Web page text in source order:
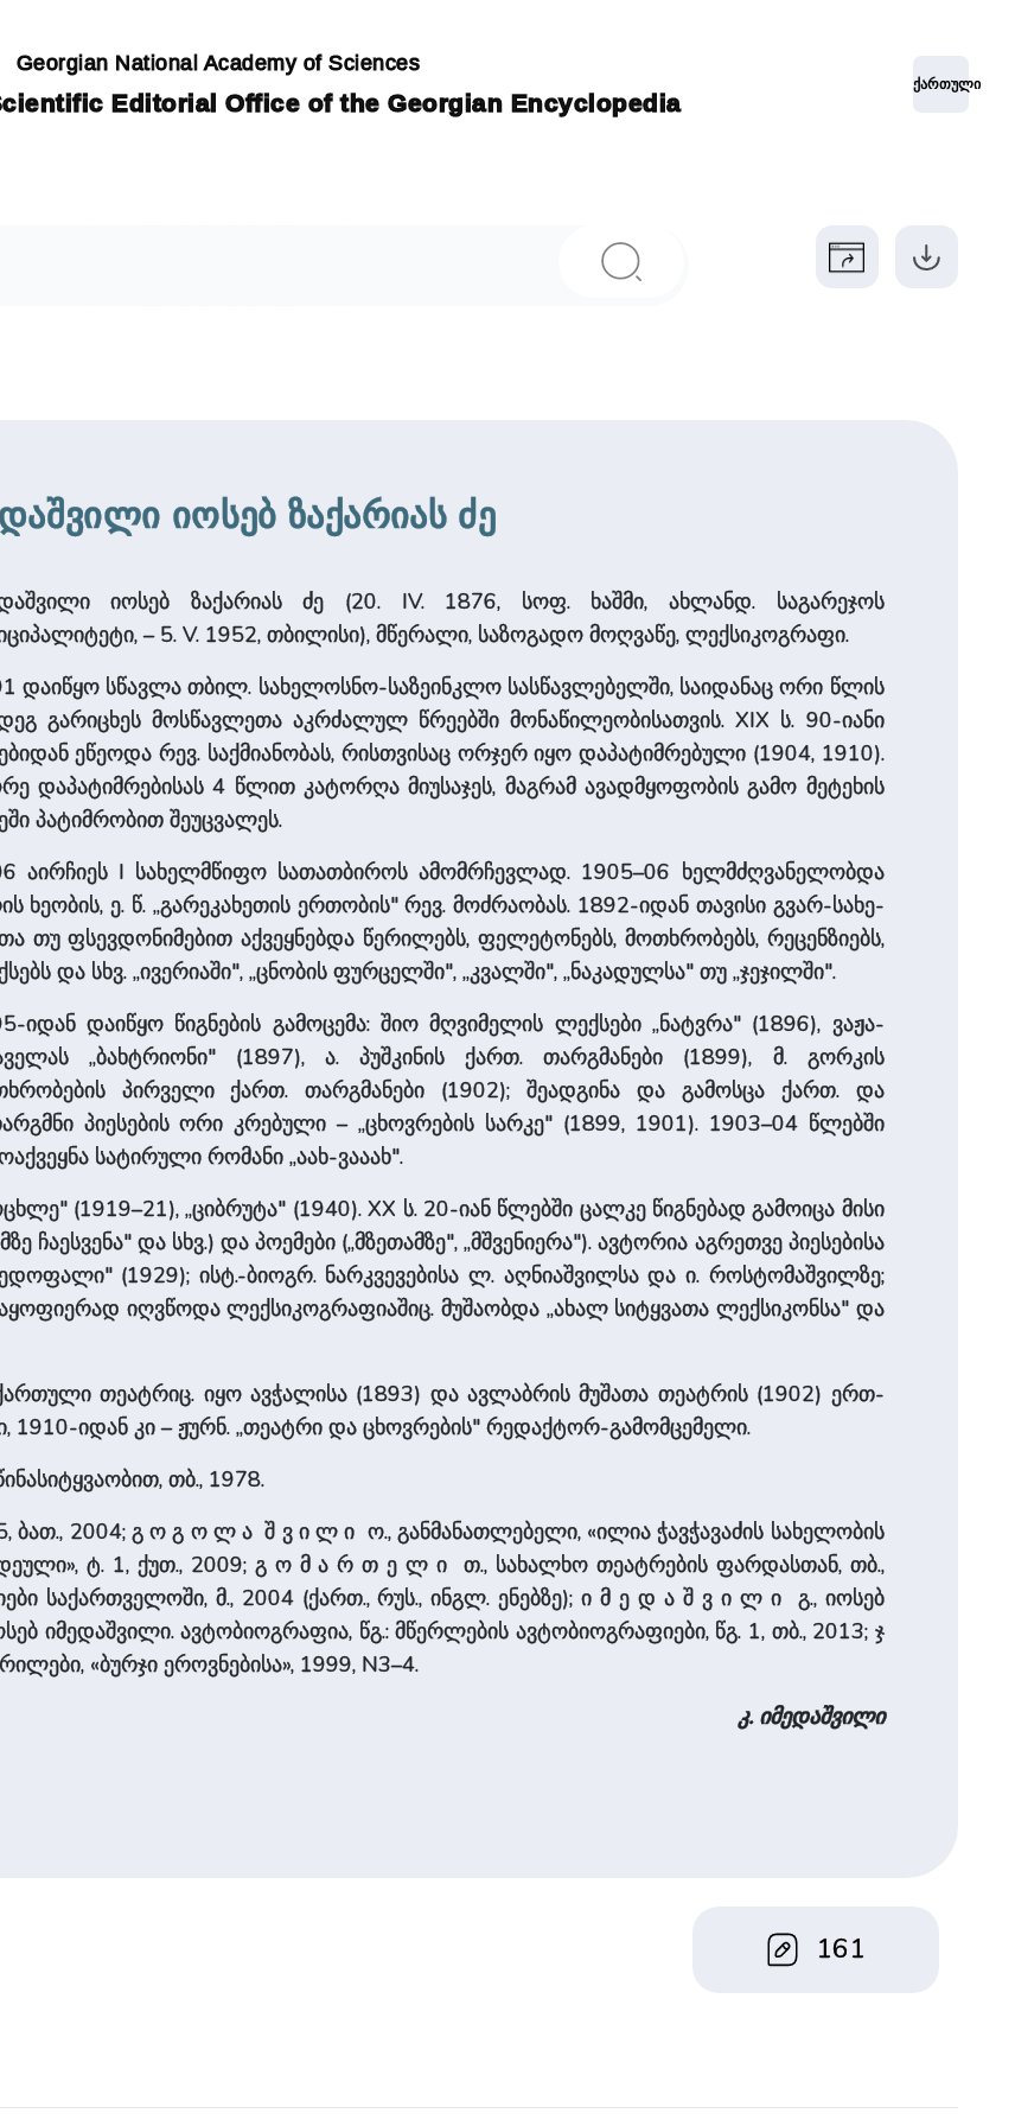
Georgian National Academy of Sciences
Editorial Office of the Georgian Encyclopedia
ქართული
იოსებ ზაქარიას ძე
იოსებ ზაქარიას ძე (20. IV. 1876, სოფ. ხაშმი, ახლანდ. საგარეჯოს
– 5. V. 1952, თბილისი), მწერა­ლი, საზოგადო მოღვაწე, ლექსიკოგრაფი.
დაიწყო სწავლა თბილ. სახელოსნო-საზეინკლო სა­სწავ­ლე­ბელ­ში, საიდანაც ორი წლის
გარიცხეს მოსწავლეთა აკრძალულ წრეებში მო­ნაწი­ლე­ო­ბი­სა­თვის. XIX ს. 90-იანი
ეწეოდა რევ. საქმიანობას, რისთვისაც ორჯერ იყო დაპატიმრებული (1904, 1910).
დაპატიმრებისას 4 წლით კატორღა მიუსაჯეს, მაგრამ ავადმყოფობის გამო მეტეხის
პატიმრობით შეუცვალეს.
აირჩიეს I სა­ხელმ­წი­ფო სათათბიროს ამომრჩევლად. 1905–06 ხელმძღვანელობდა
ხეობის, ე. წ. „გარეკა­ხე­თის ერთობის" რევ. მოძრაობას. 1892-იდან თავისი გვარ-სა­ხე­
თუ ფსევდონიმებით აქვეყნებდა წერილებს, ფელეტონებს, მოთხრობებს, რეცენზიებს,
და სხვ. „ივერიაში", „ცნობის ფურცელში", „კვალში", „ნაკადულსა" თუ „ჯეჯილში".
იდან დაიწყო წიგნების გამოცემა: შიო მღვიმელის ლექსები „ნატვრა" (1896), ვაჟა-
„ბახტრიონი" (1897), ა. პუშკინის ქართ. თარგმანები (1899), მ. გორკის
პირველი ქართ. თარგმანები (1902); შეადგინა და გამოსცა ქართ. და
პიესების ორი კრებული – „ცხოვრების სარკე" (1899, 1901). 1903–04 წლებში
სატირული რომანი „აახ-ვააახ".
(1919–21), „ციბრუტა" (1940). XX ს. 20-იან წლებში ცალკე წიგნებად გამოიცა მისი
ჩაესვენა" და სხვ.) და პოემები („მზეთამზე", „მშვენიერა"). ავტორია ­აგ­რე­თვე პიესებისა
(1929); ისტ.-ბიოგრ. ნარკვევებისა ლ. აღნიაშვილსა და ი. როსტომაშვილზე;
იღვწოდა ლექსიკოგრაფიაშიც. მუ­შა­ობ­და „ახალ სიტყვათა ლექსიკონსა" და
თეატრიც. იყო ავჭალისა (1893) და ავლაბრის მუშათა თეატრის (1902) ერთ-
იდან კი – ჟურნ. „თეატრი და ცხოვრების" რედაქტორ-გამომცემელი.
თბ., 1978.
ბათ., 2004; გ ო გ ო ­ლ ა ­­ შ ვ ი ­ლ ი ო., გან­მა­ნა­თლე­ბე­ლი, «ილია ჭავჭავაძის სახელობის
ტ. 1, ქუთ., 2009; გ ო მ ა რ თ ე ლ ი თ., სახალხო თეატრების ფარდასთან, თბ.,
სა­ქარ­თვე­ლო­ში, მ., 2004 (ქართ., რუს., ინგლ. ენებზე); ი მ ე დ ა ­შ ვ ი ­ლ ი გ., იოსებ
იმედა­შვი­ლი. ავტობიოგრაფია, წგ.: მწერლების ავტობიოგრაფიები, წგ. 1, თბ., 2013; ჯ
«ბურჯი ეროვნებისა», 1999, N3–4.
კ. იმედა­შვი­ლი
161